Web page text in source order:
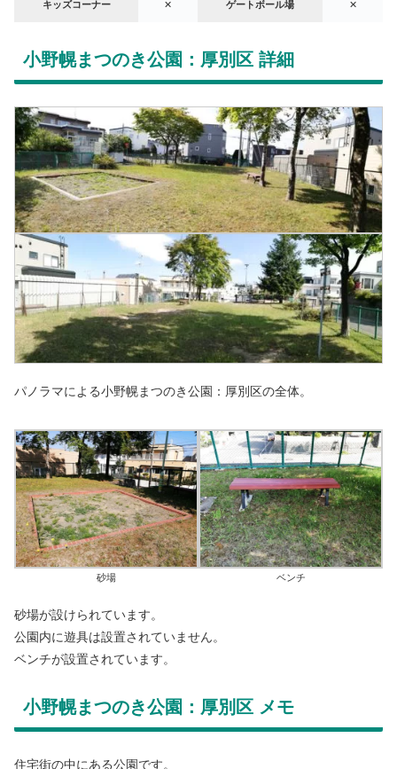
キッズコーナー ✕ ゲートボール場 ✕
小野幌まつのき公園：厚別区 詳細
パノラマによる小野幌まつのき公園：厚別区の全体。
砂場 ベンチ
砂場が設けられています。
公園内に遊具は設置されていません。
ベンチが設置されています。
小野幌まつのき公園：厚別区 メモ
住宅街の中にある公園です。